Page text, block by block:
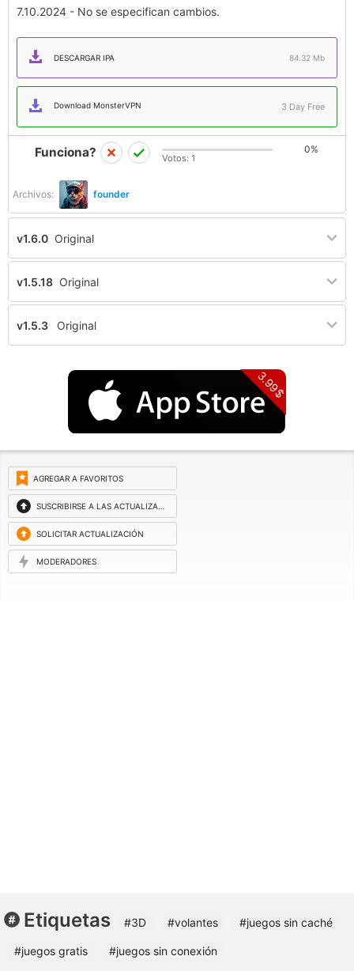
7.10.2024 - No se especifican cambios.
DESCARGAR IPA 84.32 Mb
Download MonsterVPN 3 Day Free
Archivos: founder
Funciona? 0%
Votos: 1
v1.6.0 Original
v1.5.18 Original
v1.5.3 Original
3.99$
AGREGAR A FAVORITOS
SUSCRIBIRSE A LAS ACTUALIZACIONES
SOLICITAR ACTUALIZACIÓN
MODERADORES
Etiquetas #3D #volantes #juegos sin caché
#juegos gratis #juegos sin conexión